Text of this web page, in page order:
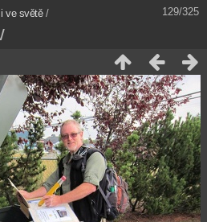
129/325
ve světě/